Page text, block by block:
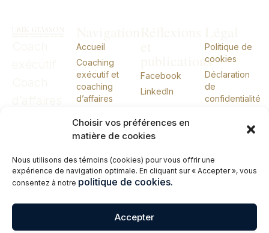
Choisir vos préférences en
matière de cookies
Nous utilisons des témoins (cookies) pour vous offrir une
expérience de navigation optimale. En cliquant sur « Accepter », vous
consentez à notre politique de cookies.
Accepter
Accueil
Coaching
exécutif et
coaching
d’affaires
À propos
Livres
Me joindre
publications
Facebook
LinkedIn
Politique de
cookies
Déclaration
de
confidentialité